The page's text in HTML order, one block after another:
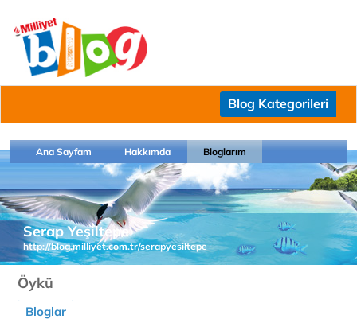
Blog Kategorileri
Ana Sayfam Hakkımda Bloglarım
Serap Yeşiltepe
http://blog.milliyet.com.tr/serapyesiltepe
Öykü
Bloglar